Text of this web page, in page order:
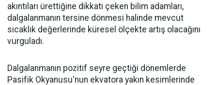
akıntıları ürettiğine dikkati çeken bilim adamları,
dalgalanmanın tersine dönmesi halinde mevcut
sıcaklık değerlerinde küresel ölçekte artış olacağını
vurguladı.
Dalgalanmanın pozitif seyre geçtiği dönemlerde
Pasifik Okyanusu'nun ekvatora yakın kesimlerinde